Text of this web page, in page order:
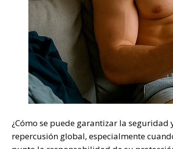
¿Cómo se puede garantizar la seguridad
repercusión global, especialmente